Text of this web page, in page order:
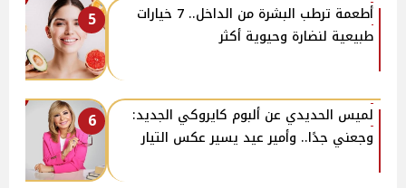
5
أطعمة ترطب البشرة من الداخل.. 7 خيارات
طبيعية لنضارة وحيوية أكثر
6
لميس الحديدي عن ألبوم كايروكي الجديد:
وجعني جدًا.. وأمير عيد يسير عكس التيار